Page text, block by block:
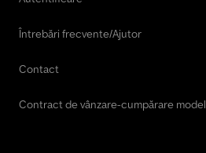
Întrebări frecvente/Ajutor
Contact
Contract de vânzare-cumpărare model